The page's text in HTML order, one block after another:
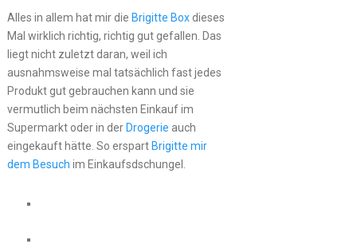
Alles in allem hat mir die Brigitte Boxdieses
Mal wirklich richtig, richtig gut gefallen. Das
liegt nicht zuletzt daran, weil ich
ausnahmsweise mal tatsächlich fast jedes
Produkt gut gebrauchen kann und sie
vermutlich beim nächsten Einkauf im
Supermarkt oder in der Drogerie auch
eingekauft hätte. So erspart Brigitte mir
dem Besuch im Einkaufsdschungel.